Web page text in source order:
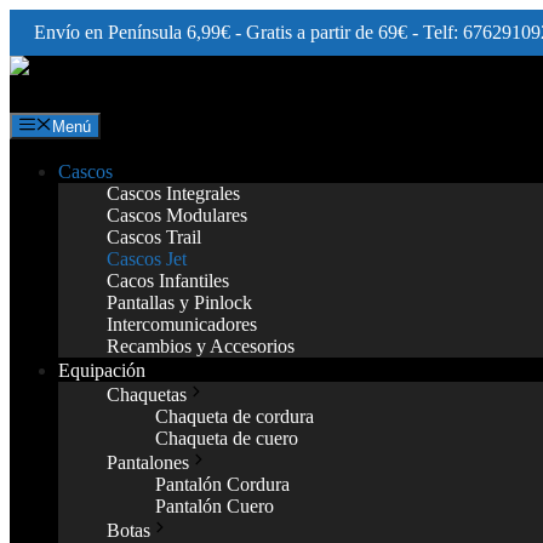
Envío en Península 6,99€ - Gratis a partir de 69€ - Telf:
Saltar
contenido
Menú
Cascos
Cascos Integrales
Cascos Modulares
Cascos Trail
Cascos Jet
Cacos Infantiles
Pantallas y Pinlock
Intercomunicadores
Recambios y Accesorios
Equipación
Chaquetas
Chaqueta de cordura
Chaqueta de cuero
Pantalones
Pantalón Cordura
Pantalón Cuero
Botas